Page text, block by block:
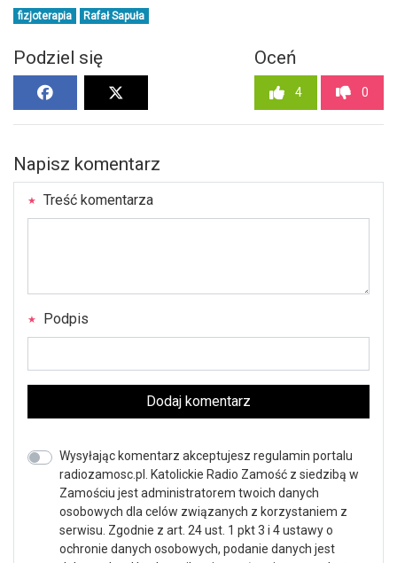
fizjoterapia Rafał Sapuła
Podziel się Oceń
4 0
Napisz komentarz
Treść komentarza
Podpis
Dodaj komentarz
Wysyłając komentarz akceptujesz regulamin portalu
radiozamosc.pl. Katolickie Radio Zamość z siedzibą w
Zamościu jest administratorem twoich danych
osobowych dla celów związanych z korzystaniem z
serwisu. Zgodnie z art. 24 ust. 1 pkt 3 i 4 ustawy o
ochronie danych osobowych, podanie danych jest